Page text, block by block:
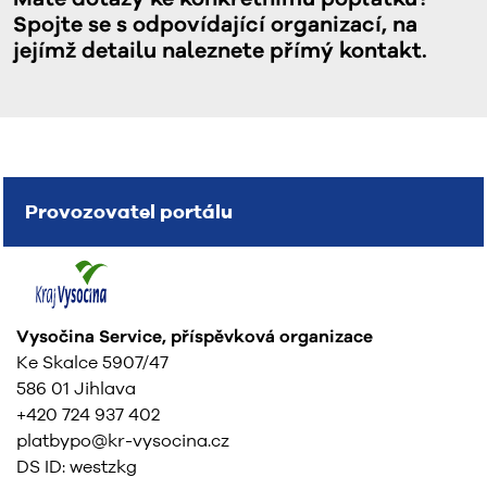
Spojte se s odpovídající organizací, na
jejímž detailu naleznete přímý kontakt.
Provozovatel portálu
Vysočina Service, příspěvková organizace
Ke Skalce 5907/47
586 01 Jihlava
+420 724 937 402
platbypo@kr-vysocina.cz
DS ID: westzkg